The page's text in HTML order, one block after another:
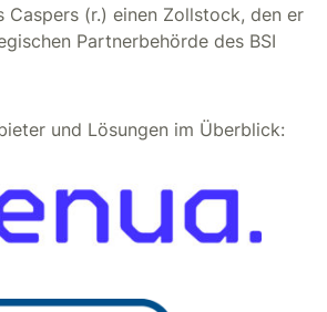
Caspers (r.) einen Zollstock, den er
Partnerbehörde des BSI
und Lösungen im Überblick: